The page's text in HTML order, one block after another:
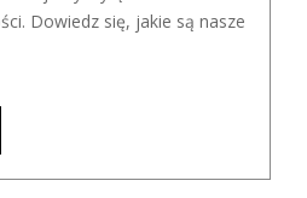
Dowiedz się, jakie są nasze